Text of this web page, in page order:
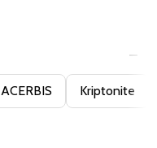
ACERBIS Kriptonite